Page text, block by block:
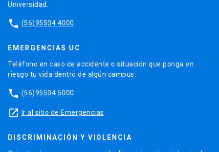
Universidad.
phone (56)95504 4000
EMERGENCIAS UC
Teléfono en caso de accidente o situación que ponga en
riesgo tu vida dentro de algún campus.
phone (56)95504 5000
launch Ir al sitio de Emergencias
DISCRIMINACIÓN Y VIOLENCIA